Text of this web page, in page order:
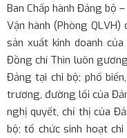
Ban Chấp hành Đảng bộ
Vận hành (Phòng
sản xuất kinh doanh
Đồng chí Thìn luôn
Đảng tại chi bộ; phổ
trương, đường lối của
nghị quyết, chỉ thị của
bộ; tổ chức sinh hoạt